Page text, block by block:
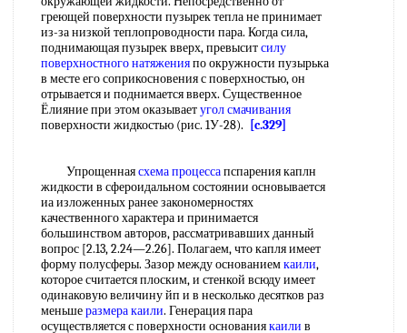
греющей поверхности пузырек тепла не принимает
из-за низкой теплопроводности пара. Когда сила,
поднимающая пузырек вверх, превыситсилу
поверхностного натяженияпо окружности пузырька
в месте его соприкосновения с поверхностью, он
отрывается и поднимается вверх. Существенное
Ёлияние при этом оказываетугол смачивания
поверхности жидкостью (рис. 1У-28).
[c.329]
Упрощеннаясхема процессапспарения каплн
жидкости в сфероидальном состоянии основывается
иа изложенных ранее закономерностях
качественного характера и принимается
большинством авторов, рассматривавших данный
вопрос [2.13, 2.24—2.26]. Полагаем, что капля имеет
форму полусферы. Зазор между основаниемкаили,
которое считается плоским, и стенкой всюду имеет
одинаковую величину йп и в несколько десятков раз
меньшеразмеракаили. Генерация пара
осуществляется с поверхности основаниякаили в